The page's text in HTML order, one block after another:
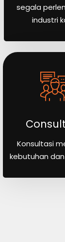
segala
industri
Konsultasi
kebutuhan